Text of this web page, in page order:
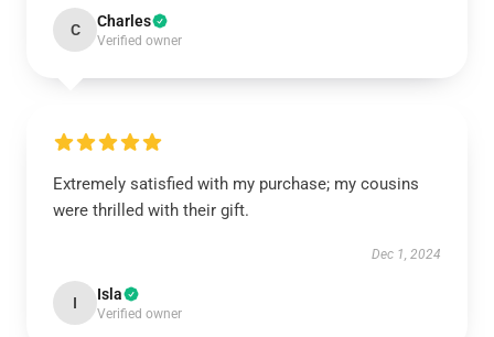
C Charles
Verified owner
Extremely satisfied with my purchase; my cousins
were thrilled with their gift.
Dec 1, 2024
I Isla
Verified owner